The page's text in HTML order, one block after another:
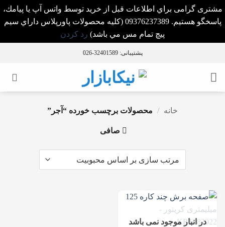
مشتری گرامی براي اطلاعات قبل از خريد توسط واتس آپ يا پيامك،
پاسخگو هستيم. 09376237389 (كليه محصولات پاورپلاس داراي سيم
پيچ تمام مس مي باشد) رد کردن
content
پشتیبانی: 32401589-026
خانه / محصولات برچسب خورده “آجر”
صافی
در انبار موجود نمی باشد